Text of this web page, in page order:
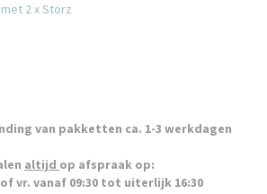
2 x Storz
van pakketten ca. 1-3 werkdagen
altijd op afspraak op:
vr. vanaf 09:30 tot uiterlijk 16:30